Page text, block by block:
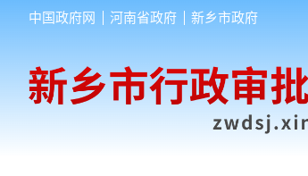
中国政府网 河南省政府 新乡市政府